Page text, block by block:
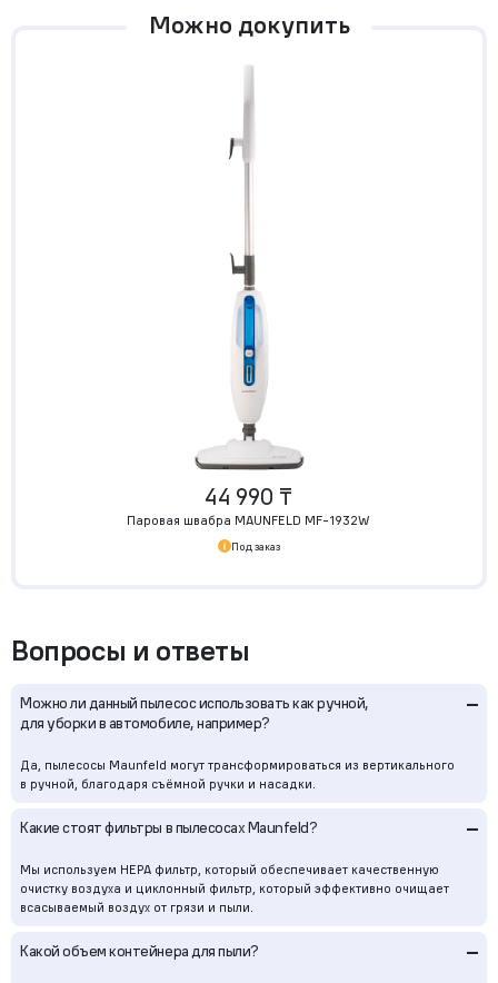
Вопросы и ответы
Можно ли данный пылесос использовать как ручной,
для уборки в автомобиле, например?
–
Да, пылесосы Maunfeld могут трансформироваться из вертикального
в ручной, благодаря съёмной ручки и насадки.
Какие стоят фильтры в пылесосах Maunfeld? –
Мы используем HEPA фильтр, который обеспечивает качественную
очистку воздуха и циклонный фильтр, который эффективно очищает
всасываемый воздух от грязи и пыли.
Какой объем контейнера для пыли? –
Можно докупить
44 990 ₸
Паровая швабра MAUNFELD MF-1932W
Под заказ